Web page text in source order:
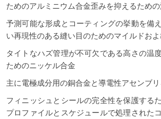
ためのアルミニウム合金歪みを抑えるため
予測可能な形成とコーティングの挙動を備
い再現性のある縫い目のためのマイルドおよ
タイトなハズ管理が不可欠である高さの温
ためのニッケル合金
主に電極成分用の銅合金と導電性アセンブ
フィニッシュとシールの完全性を保護する
プロファイルとスケジュールで処理された